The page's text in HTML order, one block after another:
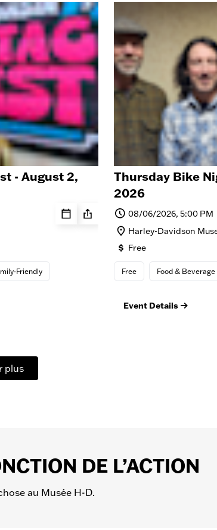
- August 2,
Friendly
Thursday Bike
2026
08/06/2026, 5:00 PM
Harley-Davidson
Free
Free Food & Beverage
Event Details
plus
DE L’ACTION
au Musée H-D.